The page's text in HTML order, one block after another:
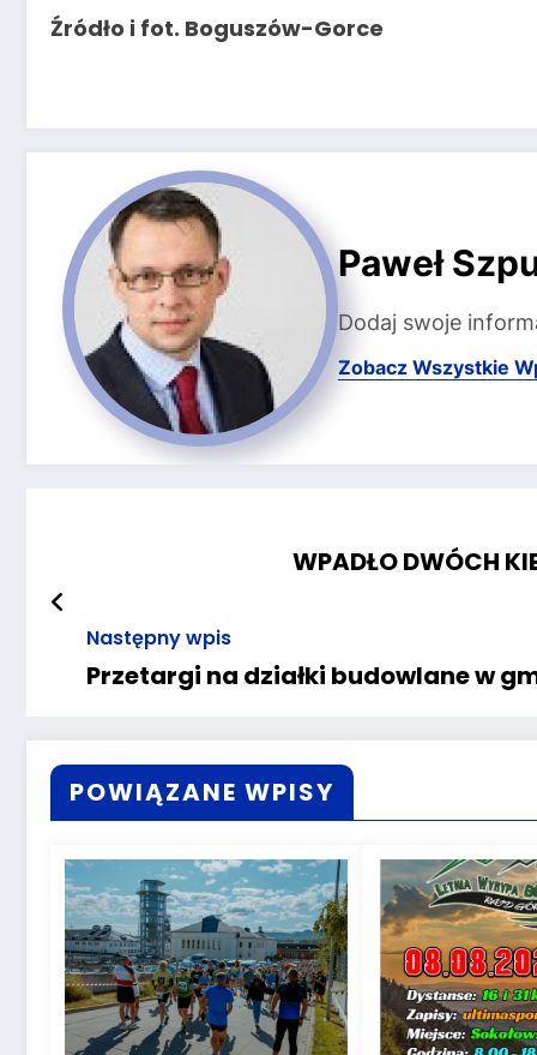
Źródło i fot. Boguszów-Gorce
Paweł
Dodaj swoje
Zobacz Wszystkie
WPADŁO DWÓCH
Następny wpis
Przetargi na działki budowlane w
POWIĄZANE WPISY